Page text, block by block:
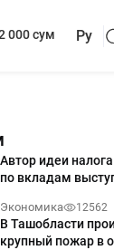
000 сум Ру
Автор идеи
по вкладам
Экономика 12562
В Ташобласти
крупный пожар в